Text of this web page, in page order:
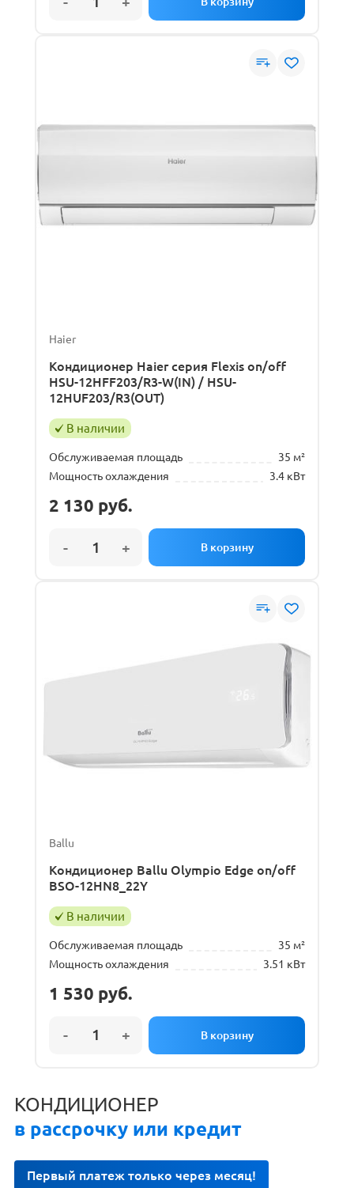
Haier
Кондиционер Haier серия Flexis on/off
HSU-12HFF203/R3-W(IN) / HSU-
12HUF203/R3(OUT)
В наличии
Обслуживаемая площадь
35 м²
Мощность охлаждения
3.4 кВт
2 130 руб.
Ballu
Кондиционер Ballu Olympio Edge on/off
BSO-12HN8_22Y
В наличии
Обслуживаемая площадь
35 м²
Мощность охлаждения
3.51 кВт
1 530 руб.
КОНДИЦИОНЕР
в рассрочку или кредит
Первый платеж только через месяц!